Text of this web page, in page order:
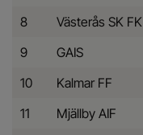
8
Västerås SK FK
9
GAIS
10
Kalmar FF
11
Mjällby AIF